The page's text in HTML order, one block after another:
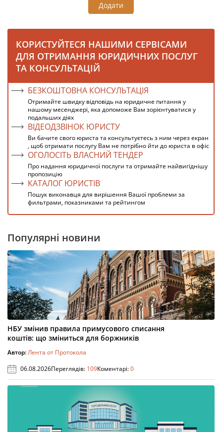
Додати
КОРИСТУЙТЕСЯ НАШИМИ СЕРВІСАМИ
ДЛЯ ОТРИМАННЯ ЮРИДИЧНИХ ПОСЛУГ
ТА КОНСУЛЬТАЦІЙ
БЕЗКОШТОВНА КОНСУЛЬТАЦІЯ
Отримайте швидку відповідь на юридичне питання у
нашому месенджері, яка допоможе Вам зорієнтуватися у
подальших діях
ВІДЕОДЗВІНОК ЮРИСТУ
Ви бачите свого юриста та консультуєтесь з ним через екран
, щоб отримати послугу Вам не потрібно йти до юриста в офіс
ОГОЛОСІТЬ ВЛАСНИЙ ТЕНДЕР
Про надання юридичної послуги та отримайте найвигіднішу
пропозицію
КАТАЛОГ ЮРИСТІВ
Пошук виконавця для вирішення Вашої проблеми за
фильтрами, показниками та рейтингом
Популярні новини
НБУ змінив правила примусового списання
коштів: що зміниться для боржників
Автор:Лента от Протокола
06.08.2026Переглядів: 109Коментарі:0